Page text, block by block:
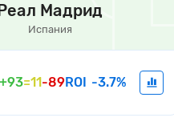
Мадрид
Испания
+93=11-89ROI -3.7%